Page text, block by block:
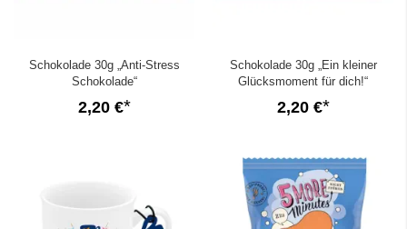
Schokolade 30g „Anti-Stress
Schokolade“
2,20 €
Schokolade 30g „Ein kleiner
Glücksmoment für dich!“
2,20 €